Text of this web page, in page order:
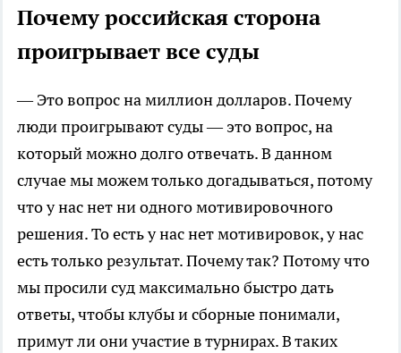
Почему российская сторона
проигрывает все суды
— Это вопрос на миллион долларов. Почему
люди проигрывают суды — это вопрос, на
который можно долго отвечать. В данном
случае мы можем только догадываться, потому
что у нас нет ни одного мотивировочного
решения. То есть у нас нет мотивировок, у нас
есть только результат. Почему так? Потому что
мы просили суд максимально быстро дать
ответы, чтобы клубы и сборные понимали,
примут ли они участие в турнирах. В таких